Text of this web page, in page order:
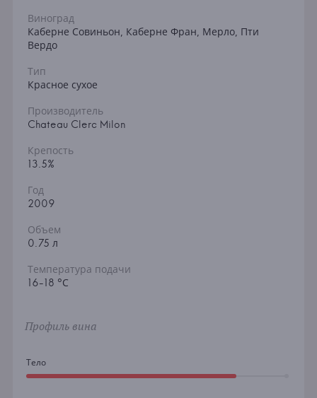
Виноград
Каберне Совиньон, Каберне Фран, Мерло, Пти
Вердо
Тип
Красное сухое
Производитель
Chateau Clerc Milon
Крепость
13.5%
Год
2009
Объем
0.75 л
Температура подачи
16-18 °С
Профиль вина
Тело